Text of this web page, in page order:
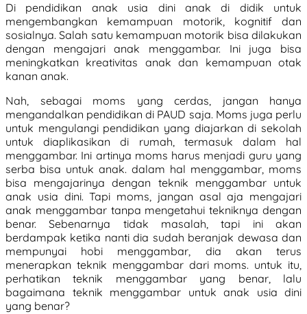
Di pendidikan anak usia dini anak di didik untuk
mengembangkan kemampuan motorik, kognitif dan
sosialnya. Salah satu kemampuan motorik bisa dilakukan
dengan mengajari anak menggambar. Ini juga bisa
meningkatkan kreativitas anak dan kemampuan otak
kanan anak.
Nah, sebagai moms yang cerdas, jangan hanya
mengandalkan pendidikan di PAUD saja. Moms juga perlu
untuk mengulangi pendidikan yang diajarkan di sekolah
untuk diaplikasikan di rumah, termasuk dalam hal
menggambar. Ini artinya moms harus menjadi guru yang
serba bisa untuk anak. dalam hal menggambar, moms
bisa mengajarinya dengan teknik menggambar untuk
anak usia dini. Tapi moms, jangan asal aja mengajari
anak menggambar tanpa mengetahui tekniknya dengan
benar. Sebenarnya tidak masalah, tapi ini akan
berdampak ketika nanti dia sudah beranjak dewasa dan
mempunyai hobi menggambar, dia akan terus
menerapkan teknik menggambar dari moms. untuk itu,
perhatikan teknik menggambar yang benar, lalu
bagaimana teknik menggambar untuk anak usia dini
yang benar?